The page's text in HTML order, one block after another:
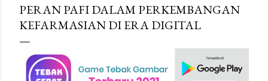
PERAN PAFI DALAM PERKEMBANGAN
KEFARMASIAN DI ERA DIGITAL